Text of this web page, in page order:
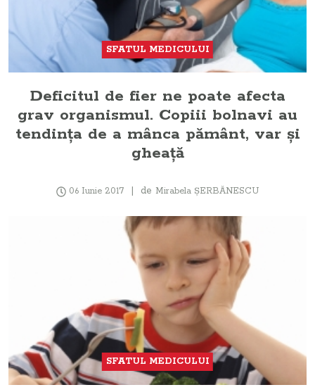
SFATUL MEDICULUI
Deficitul de fier ne poate afecta
grav organismul. Copiii bolnavi au
tendinţa de a mânca pământ, var şi
gheaţă
06 Iunie 2017 de Mirabela ŞERBĂNESCU
SFATUL MEDICULUI